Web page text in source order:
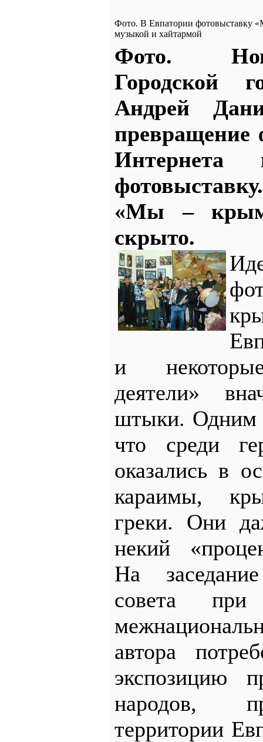
Фото. В Евпатории фотовыставку
музыкой и хайтармой
Фото.
Городской
Андрей
превращение
Интернета
«Мы –
скрыто.
и
деятели»
штыки. Одним
что среди
оказались в
караимы,
греки. Они
некий
На
совета
автора
экспозицию
народов,
территории